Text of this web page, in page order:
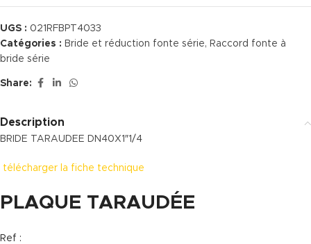
UGS : 021RFBPT4033
Catégories : Bride et réduction fonte série, Raccord fonte à
bride série
Share:
Description
BRIDE TARAUDEE DN40X1″1/4
télécharger la fiche technique
PLAQUE TARAUDÉE
Ref :